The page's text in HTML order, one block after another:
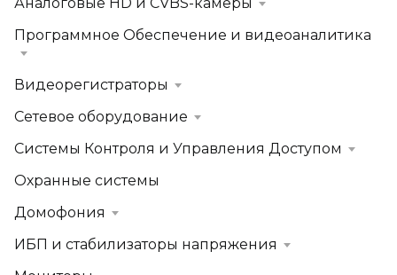
Программное Обеспечение и видеоаналитика
Видеорегистраторы
Сетевое оборудование
Системы Контроля и Управления Доступом
Охранные системы
Домофония
ИБП и стабилизаторы напряжения